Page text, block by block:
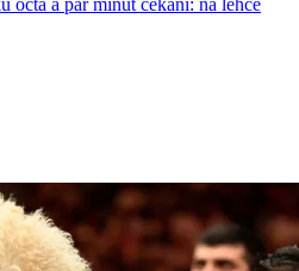
octa a pár minut čekání: na lehce